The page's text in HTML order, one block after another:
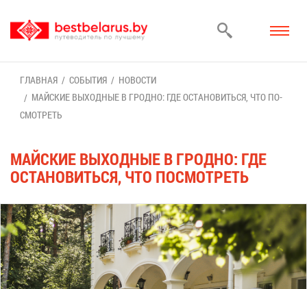
ГЛАВ­НАЯ СО­БЫ­ТИЯ
НО­ВО­СТИ
МАЙ­СКИЕ ВЫ­ХОД­НЫЕ В ГРОД­НО: ГДЕ ОСТА­НО­ВИТЬ­СЯ, ЧТО ПО­
СМОТ­РЕТЬ
МАЙ­СКИЕ ВЫ­ХОД­НЫЕ В ГРОД­НО: ГДЕ
ОСТА­НО­ВИТЬ­СЯ, ЧТО ПО­СМОТ­РЕТЬ